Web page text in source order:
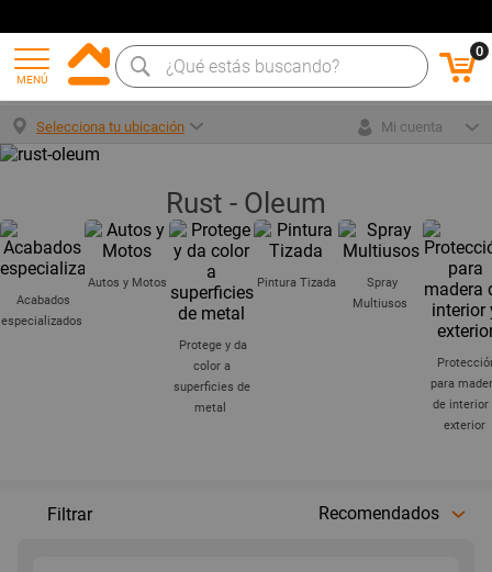
MENÚ
0
Selecciona tu ubicación Mi cuenta
Rust - Oleum
Acabados
especializados
Autos y Motos
Protege y da
color a
superficies de
metal
Pintura Tizada
Spray
Multiusos
para
de interior
exterior
Filtrar Recomendados